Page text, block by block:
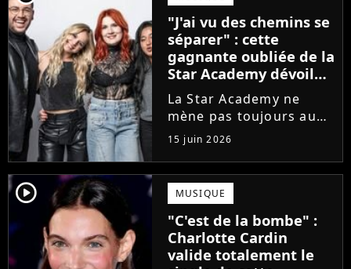
écoutée en streaming
que Jenifer et Nolwenn
Leroy !
"J'ai vu des chemins se
séparer" : cette
gagnante oubliée de la
Star Academy dévoile
l'envers du décor du
métier
La Star Academy ne
mène pas toujours au
succès. Après l'échec de
son premier album,
Anisha Jo, gagnante de
la Star Academy 2022, a
vu beaucoup de portes
se fermer. Sur
Instagram, elle...
15 juin 2026
player2 MUSIQUE
"C'est de la bombe" :
Charlotte Cardin
valide totalement le